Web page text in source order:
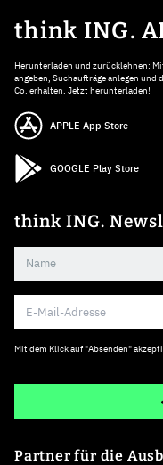
think ING.
Herunterladen und zurücklehnen:
angeben, Suchaufträge anlegen und
Co. erhalten. Jetzt herunterladen!
APPLE App Store
GOOGLE Play Store
think ING.
Mit dem Klick auf "Absenden"
Partner für die